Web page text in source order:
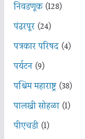
निवडणूक(128)
पंढरपूर(24)
पत्रकार परिषद(4)
पर्यटन(9)
पश्चिम महाराष्ट्र(38)
पालखी सोहळा(1)
पीएचडी(1)